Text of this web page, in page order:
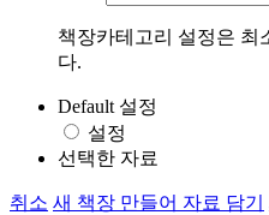
책장카테고리 설정은 최
다.
Default 설정
설정
선택한 자료
취소 새 책장 만들어 자료 담기